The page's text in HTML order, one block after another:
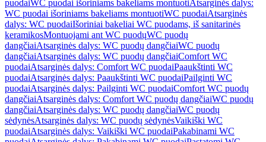
puodaiWC puodai išoriniams bakeliams montuotiAtsarginės dalys:
WC puodai išoriniams bakeliams montuotiWC puodaiAtsarginės
dalys: WC puodaiIšoriniai bakeliai WC puodams, iš sanitarinės
keramikosMontuojami ant WC puodųWC puodų
dangčiaiAtsarginės dalys: WC puodų dangčiaiWC puodų
dangčiaiAtsarginės dalys: WC puodų dangčiaiComfort WC
puodaiAtsarginės dalys: Comfort WC puodaiPaaukštinti WC
puodaiAtsarginės dalys: Paaukštinti WC puodaiPailginti WC
puodaiAtsarginės dalys: Pailginti WC puodaiComfort WC puodų
dangčiaiAtsarginės dalys: Comfort WC puodų dangčiaiWC puodų
dangčiaiAtsarginės dalys: WC puodų dangčiaiWC puodų
sėdynėsAtsarginės dalys: WC puodų sėdynėsVaikiški WC
puodaiAtsarginės dalys: Vaikiški WC puodaiPakabinami WC